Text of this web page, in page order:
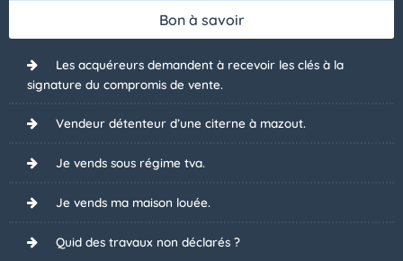
Bon à savoir
Les acquéreurs demandent à recevoir les clés à la
signature du compromis de vente.
Vendeur détenteur d’une citerne à mazout.
Je vends sous régime tva.
Je vends ma maison louée.
Quid des travaux non déclarés ?